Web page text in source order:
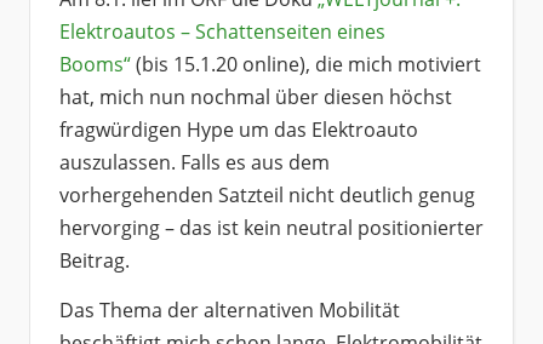
Elektroautos – Schattenseiten eines
Booms“(bis 15.1.20 online), die mich motiviert
hat, mich nun nochmal über diesen höchst
fragwürdigen Hype um das Elektroauto
auszulassen. Falls es aus dem
vorhergehenden Satzteil nicht deutlich genug
hervorging – das ist kein neutral positionierter
Beitrag.
Das Thema der alternativen Mobilität